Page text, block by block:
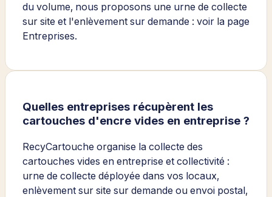
du volume, nous proposons une urne de collecte
sur site et l'enlèvement sur demande : voir la page
Entreprises.
Quelles entreprises récupèrent les
cartouches d'encre vides en entreprise ?
RecyCartouche organise la collecte des
cartouches vides en entreprise et collectivité :
urne de collecte déployée dans vos locaux,
enlèvement sur site sur demande ou envoi postal,